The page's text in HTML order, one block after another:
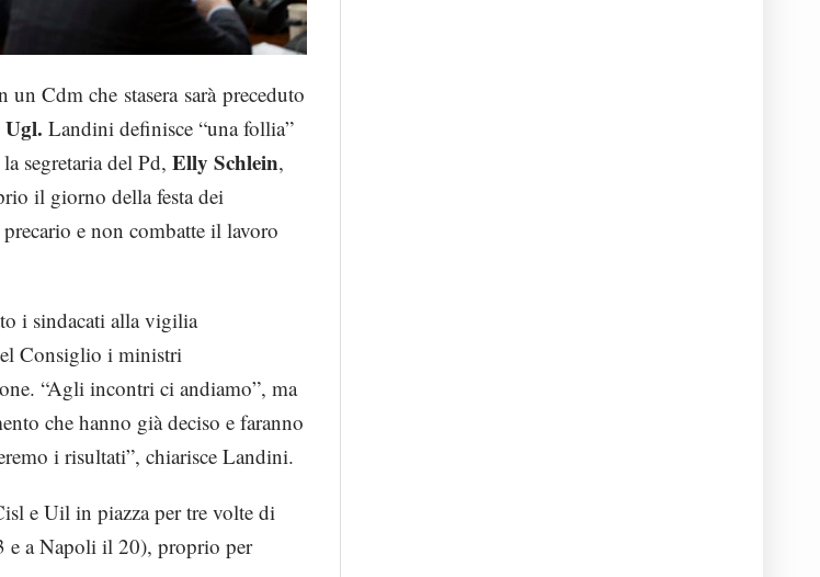
Cdm che stasera sarà preceduto
Landini definisce “una follia”
segretaria del Pd, Elly Schlein,
il giorno della festa dei
e non combatte il lavoro
i sindacati alla vigilia
Consiglio i ministri
“Agli incontri ci andiamo”, ma
che hanno già deciso e faranno
i risultati”, chiarisce Landini.
e Uil in piazza per tre volte di
e a Napoli il 20), proprio per